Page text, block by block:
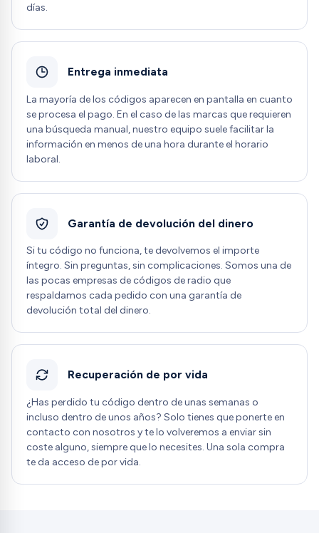
días.
Entrega inmediata
La mayoría de los códigos aparecen en pantalla en cuanto
se procesa el pago. En el caso de las marcas que requieren
una búsqueda manual, nuestro equipo suele facilitar la
información en menos de una hora durante el horario
laboral.
Garantía de devolución del dinero
Si tu código no funciona, te devolvemos el importe
íntegro. Sin preguntas, sin complicaciones. Somos una de
las pocas empresas de códigos de radio que
respaldamos cada pedido con una garantía de
devolución total del dinero.
Recuperación de por vida
¿Has perdido tu código dentro de unas semanas o
incluso dentro de unos años? Solo tienes que ponerte en
contacto con nosotros y te lo volveremos a enviar sin
coste alguno, siempre que lo necesites. Una sola compra
te da acceso de por vida.